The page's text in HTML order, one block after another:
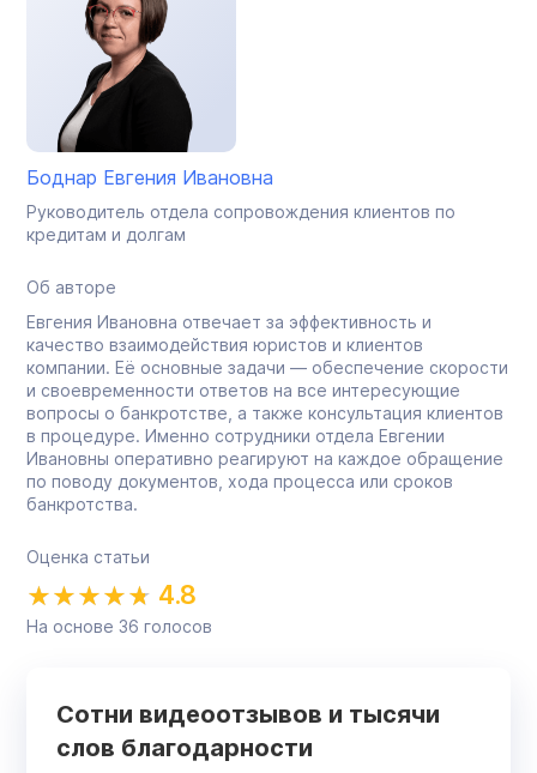
Боднар Евгения Ивановна
Руководитель отдела сопровождения клиентов по
кредитам и долгам
Об авторе
Евгения Ивановна отвечает за эффективность и
качество взаимодействия юристов и клиентов
компании. Её основные задачи — обеспечение скорости
и своевременности ответов на все интересующие
вопросы о банкротстве, а также консультация клиентов
в процедуре. Именно сотрудники отдела Евгении
Ивановны оперативно реагируют на каждое обращение
по поводу документов, хода процесса или сроков
банкротства.
Оценка статьи
4.8
На основе 36 голосов
Сотни видеоотзывов и тысячи
слов благодарности